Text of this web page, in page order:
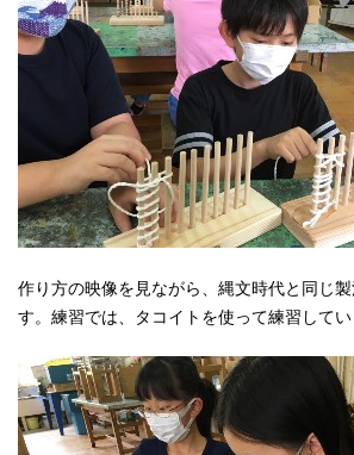
作り方の映像を見ながら、縄文時代と同じ
す。練習では、タコイトを使って練習してい